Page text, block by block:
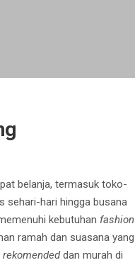
belanja, termasuk toko-
sehari-hari hingga busana
kebutuhan fashion
ramah dan suasana yang
rekomendeddan murah di